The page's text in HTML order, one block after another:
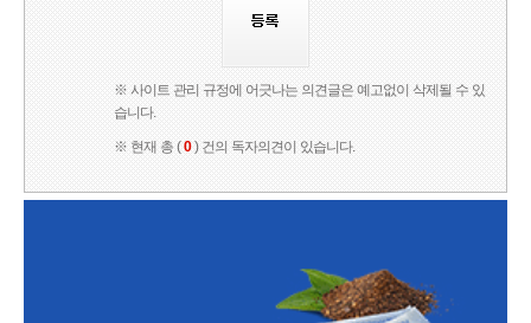
※ 사이트 관리 규정에 어긋나는 의견글은 예고없이 삭제될 수 있
습니다.
※ 현재 총 (0) 건의 독자의견이 있습니다.